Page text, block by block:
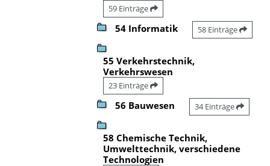
59 Einträge
54 Informatik 58 Einträge
55 Verkehrstechnik,
Verkehrswesen
23 Einträge
56 Bauwesen 34 Einträge
58 Chemische Technik,
Umwelttechnik, verschiedene
Technologien